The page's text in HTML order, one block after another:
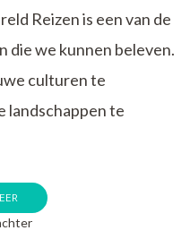
Reizen is een van de
die we kunnen beleven.
culturen te
landschappen te
op